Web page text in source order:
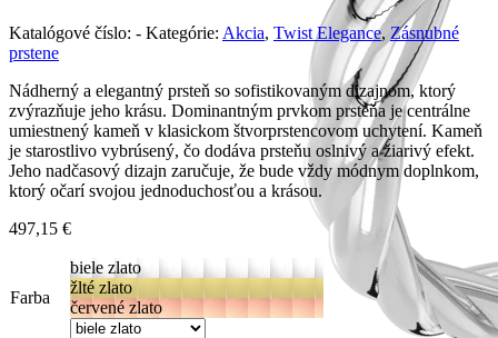
Katalógové číslo: - Kategórie: Akcia, Twist Elegance, Zásnubné
prstene
Nádherný a elegantný prsteň so sofistikovaným dizajnom, ktorý
zvýrazňuje jeho krásu. Dominantným prvkom prsteňa je centrálne
umiestnený kameň v klasickom štvorprstencovom uchytení. Kameň
je starostlivo vybrúsený, čo dodáva prsteňu oslnivý a žiarivý efekt.
Jeho nadčasový dizajn zaručuje, že bude vždy módnym doplnkom,
ktorý očarí svojou jednoduchosťou a krásou.
497,15 €
Farba
biele zlato
žlté zlato
červené zlato